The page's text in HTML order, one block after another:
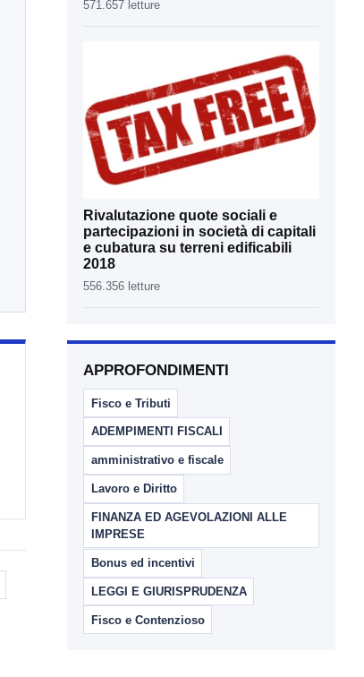
571.657 letture
Rivalutazione quote sociali e
partecipazioni in società di capitali
e cubatura su terreni edificabili
2018
556.356 letture
APPROFONDIMENTI
Fisco e Tributi
ADEMPIMENTI FISCALI
amministrativo e fiscale
Lavoro e Diritto
FINANZA ED AGEVOLAZIONI ALLE
IMPRESE
Bonus ed incentivi
LEGGI E GIURISPRUDENZA
Fisco e Contenzioso